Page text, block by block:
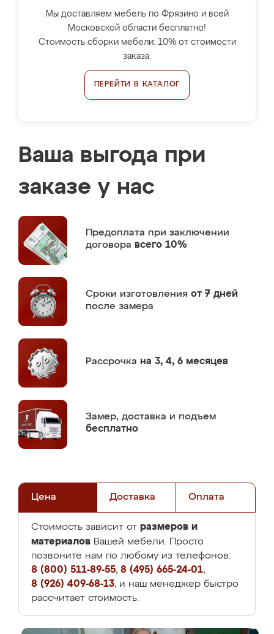
Мы доставляем мебель по Фрязино и всей
Московской области бесплатно!
Стоимость сборки мебели: 10% от стоимости
заказа.
ПЕРЕЙТИ В КАТАЛОГ
Ваша выгода при
заказе у нас
Предоплата при заключении
договора всего 10%
Сроки изготовления от 7 дней
после замера
Рассрочка на 3, 4, 6 месяцев
Замер, доставка и подъем
бесплатно
Цена Доставка Оплата
Стоимость зависит от размеров и
материалов Вашей мебели. Просто
позвоните нам по любому из телефонов:
8 (800) 511-89-55, 8 (495) 665-24-01,
8 (926) 409-68-13, и наш менеджер быстро
рассчитает стоимость.